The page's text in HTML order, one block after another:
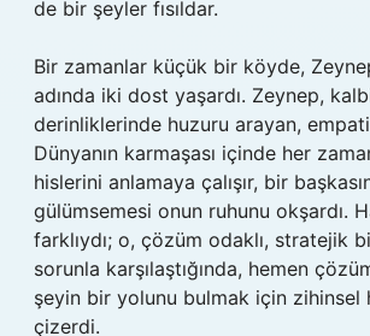
de bir şeyler fısıldar.
Bir zamanlar küçük bir köyde,
adında iki dost yaşardı. Zeynep,
derinliklerinde huzuru arayan,
Dünyanın karmaşası içinde her
hislerini anlamaya çalışır, bir
gülümsemesi onun ruhunu okşardı.
farklıydı; o, çözüm odaklı, stratejik
sorunla karşılaştığında, hemen
şeyin bir yolunu bulmak için zihinsel
çizerdi.